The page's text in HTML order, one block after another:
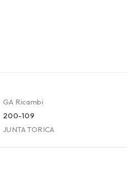
GA Ricambi
200-109
JUNTA TORICA